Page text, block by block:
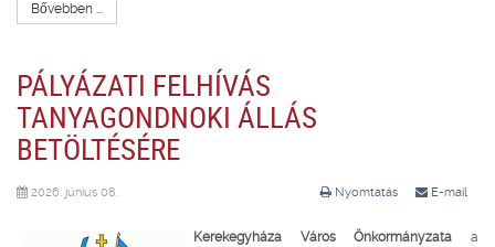
Bővebben ...
PÁLYÁZATI FELHÍVÁS
TANYAGONDNOKI ÁLLÁS
BETÖLTÉSÉRE
Nyomtatás E-mail
2026. június 08.
Kerekegyháza Város Önkormányzata a